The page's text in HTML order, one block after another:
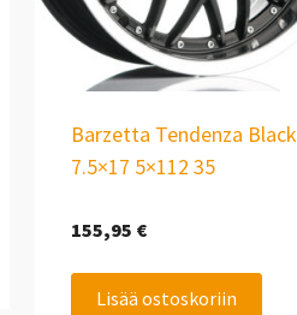
Barzetta Tendenza Black
7.5×17 5×112 35
155,95 €
Lisää ostoskoriin